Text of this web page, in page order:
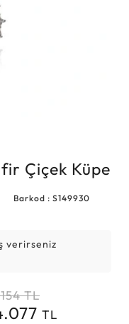
Çiçek Küpe
Barkod : S149930
verirseniz
TL
TL